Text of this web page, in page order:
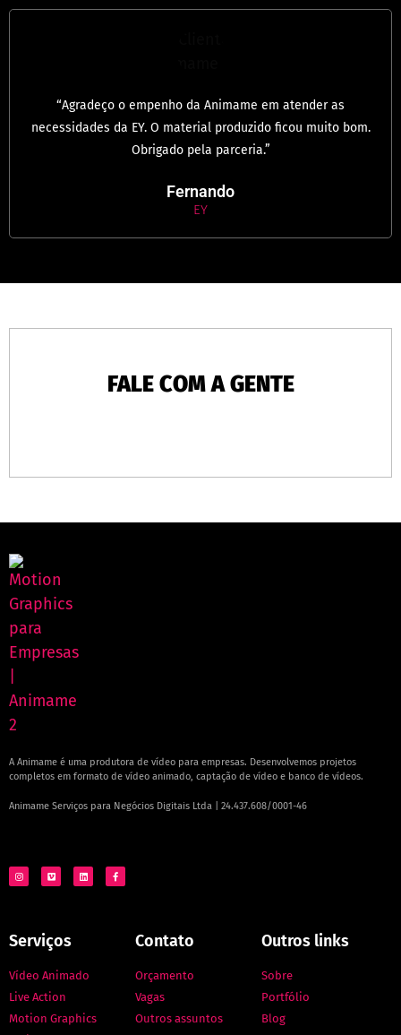
“Agradeço o empenho da Animame em atender as
necessidades da EY. O material produzido ficou muito bom.
Obrigado pela parceria.”
Fernando
EY
FALE COM A GENTE
A Animame é uma produtora de vídeo para empresas. Desenvolvemos projetos
completos em formato de vídeo animado, captação de vídeo e banco de vídeos.
Animame Serviços para Negócios Digitais Ltda | 24.437.608/0001-46
Serviços
Vídeo Animado
Live Action
Motion Graphics
Contato
Orçamento
Vagas
Outros assuntos
Outros links
Sobre
Portfólio
Blog